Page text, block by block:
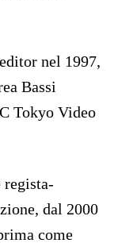
nel 1997,
Bassi
Tokyo Video
regista-
dal 2000
come